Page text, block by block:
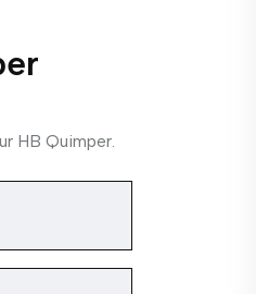
HB Quimper.